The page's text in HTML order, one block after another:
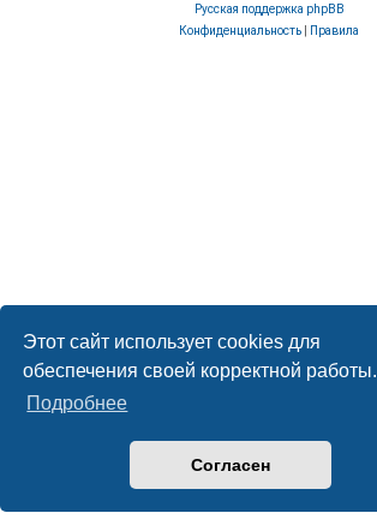
Этот сайт использует cookies для
обеспечения своей корректной работы.
Подробнее
Согласен
Русская поддержка phpBB
Конфиденциальность
Правила